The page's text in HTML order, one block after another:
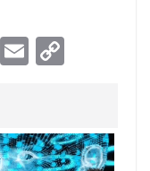
T E
l y